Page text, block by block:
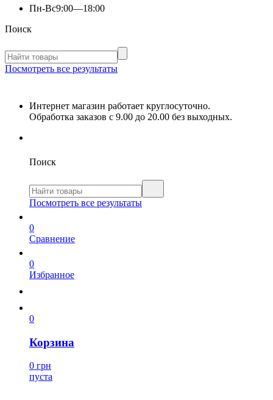
Пн-Вс9:00—18:00
Поиск
Посмотреть все результаты
Интернет магазин работает круглосуточно.
Обработка заказов с 9.00 до 20.00 без выходных.
Поиск
Посмотреть все результаты
0
Сравнение
0
Избранное
0
Корзина
0 грн
пуста